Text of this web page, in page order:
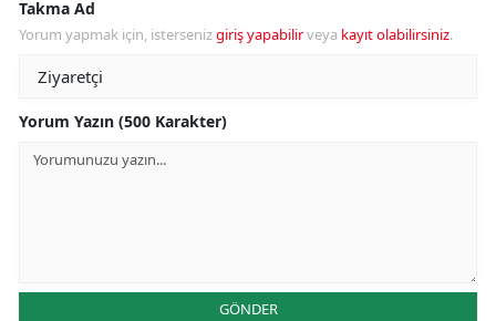
Takma Ad
Yorum yapmak için, istersenizgiriş yapabilirveya kayıt olabilirsiniz.
Yorum Yazın (500 Karakter)
GÖNDER